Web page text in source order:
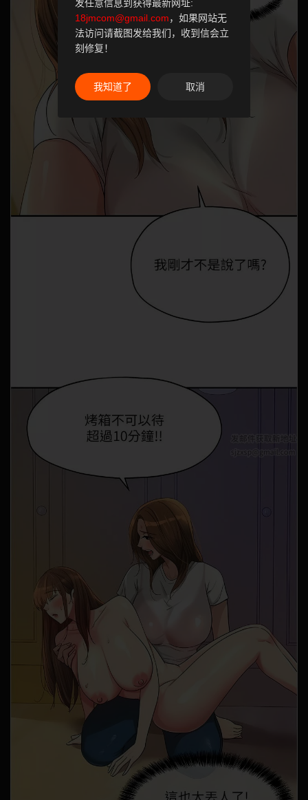
发任意信息到获得最新网址:
18jmcom@gmail.com，如果网站无
法访问请截图发给我们，收到信会立
刻修复！
我知道了 取消